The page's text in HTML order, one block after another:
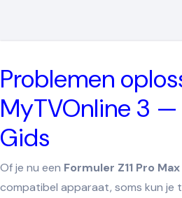
Problemen
MyTVOnline 3
Gids
Of je nu een Formuler Z11 Pro Max
compatibel apparaat, soms kun je